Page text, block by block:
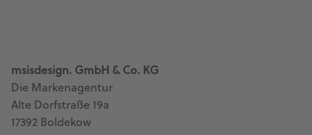
msisdesign. GmbH & Co. KG
Die Markenagentur
Alte Dorfstraße 19a
17392 Boldekow